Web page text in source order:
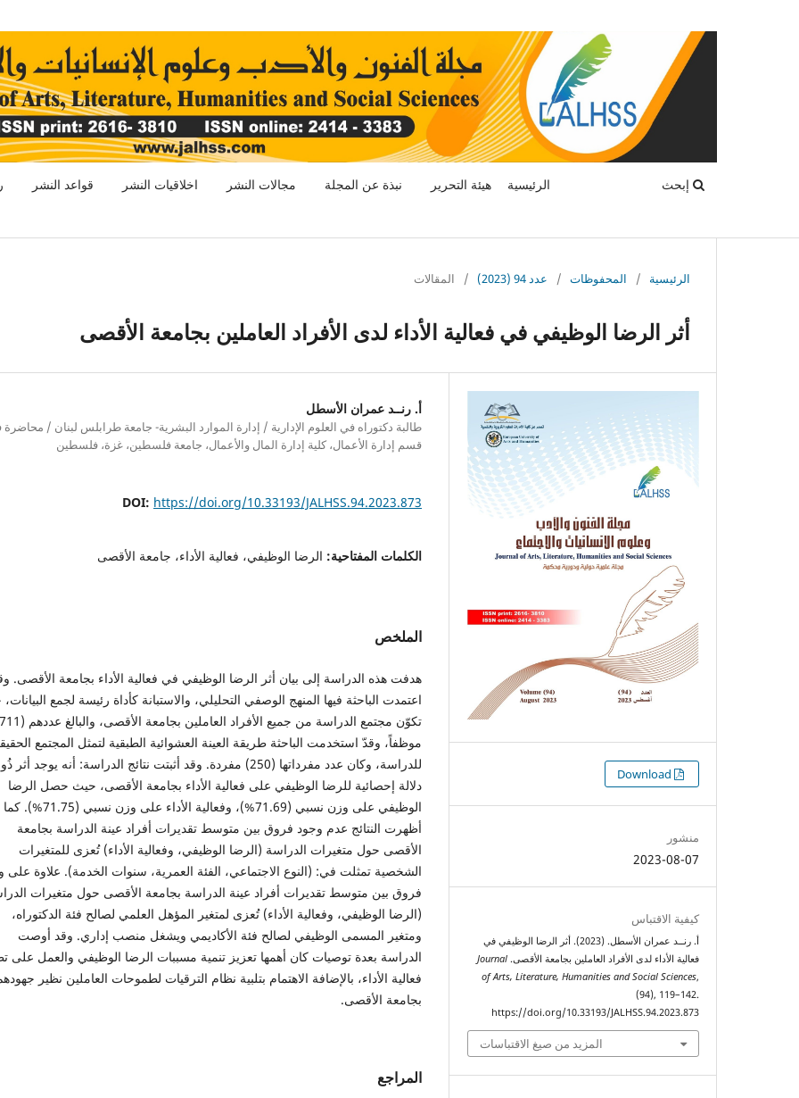
الرئيسية هيئة التحرير نبذة عن المجلة مجالات النشر اخلاقيات النشر قواعد النشر إبحث
الرئيسية / المحفوظات / عدد 94 (2023) / المقالات
أثر الرضا الوظيفي في فعالية الأداء لدى الأفراد العاملين بجامعة الأقصى
أ. رنــد عمران الأسطل
طالبة دكتوراه في العلوم الإدارية / إدارة الموارد البشرية- جامعة طرابلس لبنان /
قسم إدارة الأعمال، كلية إدارة المال والأعمال، جامعة فلسطين، غزة، فلسطين
DOI: https://doi.org/10.33193/JALHSS.94.2023.873
الكلمات المفتاحية: الرضا الوظيفي، فعالية الأداء، جامعة الأقصى
الملخص
هدفت هذه الدراسة إلى بيان أثر الرضا الوظيفي في فعالية الأداء بجامعة الأقصى.
اعتمدت الباحثة فيها المنهج الوصفي التحليلي، والاستبانة كأداة رئيسة لجمع
موظفاً، وقدّ استخدمت الباحثة طريقة العينة العشوائية الطبقية لتمثل المجتمع
للدراسة، وكان عدد مفرداتها (250) مفردة. وقد أثبتت نتائج الدراسة: أنه يوجد أثر ذُو
دلالة إحصائية للرضا الوظيفي على فعالية الأداء بجامعة الأقصى، حيث حصل الرضا
الوظيفي على وزن نسبي (71.69%)، وفعالية الأداء على وزن نسبي (71.75%). كما
أظهرت النتائج عدم وجود فروق بين متوسط تقديرات أفراد عينة الدراسة بجامعة
الأقصى حول متغيرات الدراسة (الرضا الوظيفي، وفعالية الأداء) تُعزى للمتغيرات
الشخصية تمثلت في: (النوع الاجتماعي، الفئة العمرية، سنوات الخدمة). علاوة على
فروق بين متوسط تقديرات أفراد عينة الدراسة بجامعة الأقصى حول متغيرات
(الرضا الوظيفي، وفعالية الأداء) تُعزى لمتغير المؤهل العلمي لصالح فئة الدكتوراه،
ومتغير المسمى الوظيفي لصالح فئة الأكاديمي ويشغل منصب إداري. وقد أوصت
الدراسة بعدة توصيات كان أهمها تعزيز تنمية مسببات الرضا الوظيفي والعمل على
فعالية الأداء، بالإضافة الاهتمام بتلبية نظام الترقيات لطموحات العاملين نظير
بجامعة الأقصى.
المراجع
التنزيلات
منشور
2023-08-07
كيفية الاقتباس
أ. رنــد عمران الأسطل. (2023). أثر الرضا الوظيفي في
فعالية الأداء لدى الأفراد العاملين بجامعة الأقصى.Journal
of Arts, Literature, Humanities and Social Sciences,
(94), 119–142.
https://doi.org/10.33193/JALHSS.94.2023.873
المزيد من صيغ الاقتباسات